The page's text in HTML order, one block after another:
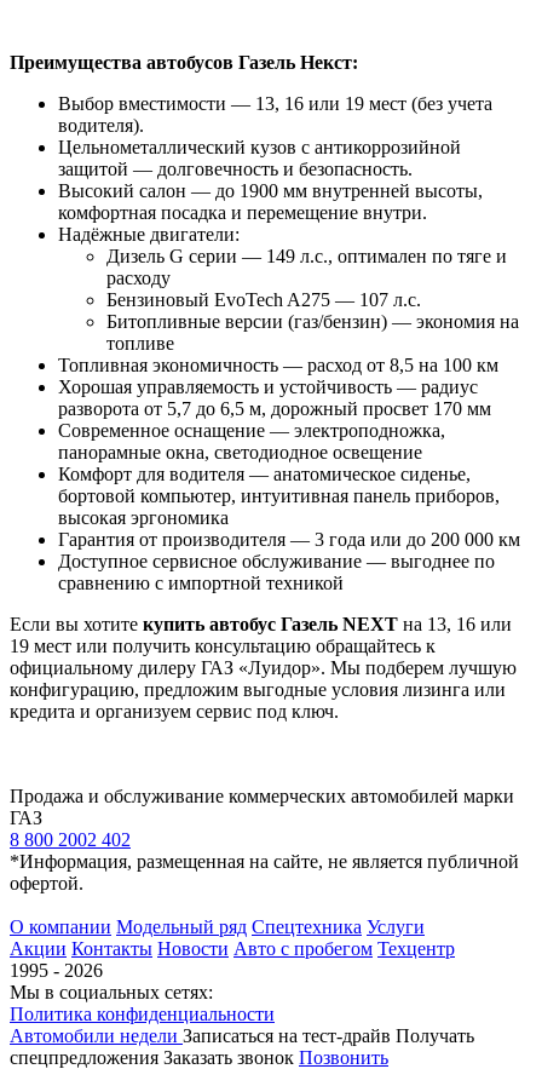
Преимущества автобусов Газель Некст:
Выбор вместимости — 13, 16 или 19 мест (без учета
водителя).
Цельнометаллический кузов с антикоррозийной
защитой — долговечность и безопасность.
Высокий салон — до 1900 мм внутренней высоты,
комфортная посадка и перемещение внутри.
Надёжные двигатели:
Дизель G серии — 149 л.с., оптимален по тяге и
расходу
Бензиновый EvoTech A275 — 107 л.с.
Битопливные версии (газ/бензин) — экономия на
топливе
Топливная экономичность — расход от 8,5 на 100 км
Хорошая управляемость и устойчивость — радиус
разворота от 5,7 до 6,5 м, дорожный просвет 170 мм
Современное оснащение — электроподножка,
панорамные окна, светодиодное освещение
Комфорт для водителя — анатомическое сиденье,
бортовой компьютер, интуитивная панель приборов,
высокая эргономика
Гарантия от производителя — 3 года или до 200 000 км
Доступное сервисное обслуживание — выгоднее по
сравнению с импортной техникой
Если вы хотите купить автобус Газель NEXT на 13, 16 или
19 мест или получить консультацию обращайтесь к
официальному дилеру ГАЗ «Луидор». Мы подберем лучшую
конфигурацию, предложим выгодные условия лизинга или
кредита и организуем сервис под ключ.
Продажа и обслуживание коммерческих автомобилей марки
ГАЗ
8 800 2002 402
*Информация, размещенная на сайте, не является публичной
офертой.
О компании Модельный ряд Спецтехника Услуги
Акции Контакты Новости Авто с пробегом Техцентр
1995 - 2026
Мы в социальных сетях:
Политика конфиденциальности
Автомобили недели Записаться на тест-драйв Получать
спецпредложения Заказать звонок Позвонить